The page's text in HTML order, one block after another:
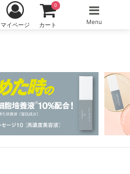
マイページ カート
0
Menu